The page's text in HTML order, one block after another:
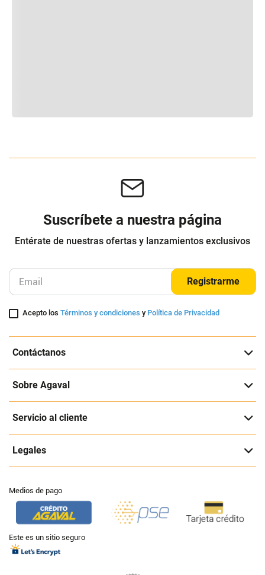
Suscríbete a nuestra página
Entérate de nuestras ofertas y lanzamientos exclusivos
Registrarme
Acepto losTérminos y condiciones y Política de Privacidad
Contáctanos
Sobre Agaval
Servicio al cliente
Legales
Medios de pago
Este es un sitio seguro